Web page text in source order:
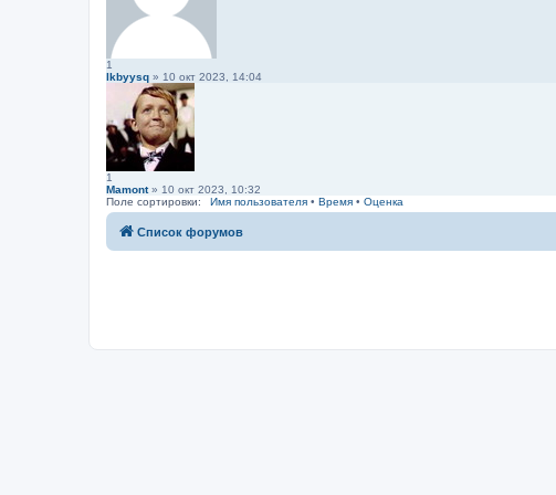
1
lkbyysq » 10 окт 2023, 14:04
1
Mamont» 10 окт 2023, 10:32
Поле сортировки:
Имя пользователя • Время • Оценка
Список форумов